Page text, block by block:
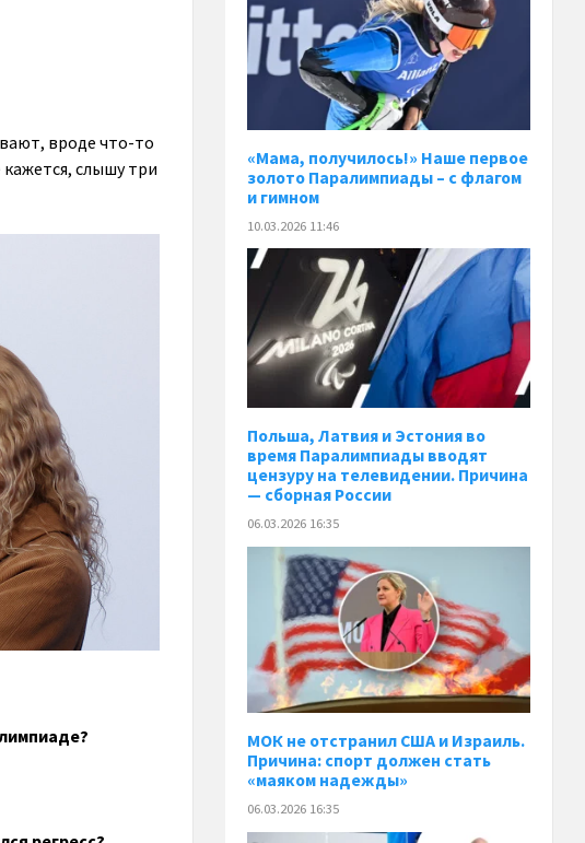
вроде что-то
слышу три
«Мама, получилось!» Наше первое
золото Паралимпиады – с флагом
и гимном
10.03.2026 11:46
Польша, Латвия и Эстония во
время Паралимпиады вводят
цензуру на телевидении. Причина
— сборная России
06.03.2026 16:35
МОК не отстранил США и Израиль.
Причина: спорт должен стать
«маяком надежды»
06.03.2026 16:35